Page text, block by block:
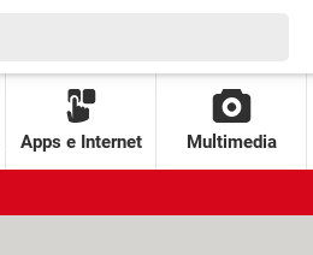
Apps e Internet Multimedia